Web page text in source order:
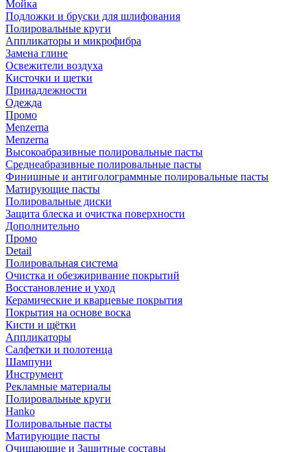
Мойка
Подложки и бруски для шлифования
Полировальные круги
Аппликаторы и микрофибра
Замена глине
Освежители воздуха
Кисточки и щетки
Принадлежности
Одежда
Промо
Menzerna
Menzerna
Высокоабразивные полировальные пасты
Среднеабразивные полировальные пасты
Финишные и антиголограммные полировальные пасты
Матирующие пасты
Полировальные диски
Защита блеска и очистка поверхности
Дополнительно
Промо
Detail
Полировальная система
Очистка и обезжиривание покрытий
Восстановление и уход
Керамические и кварцевые покрытия
Покрытия на основе воска
Кисти и щётки
Аппликаторы
Салфетки и полотенца
Шампуни
Инструмент
Рекламные материалы
Полировальные круги
Hanko
Полировальные пасты
Матирующие пасты
Очищающие и Защитные составы